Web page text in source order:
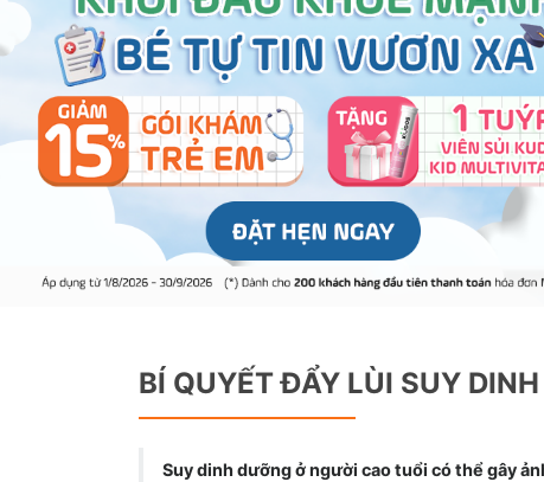
BÍ QUYẾT ĐẨY LÙI SUY
Suy dinh dưỡng ở người cao tuổi có thể gây